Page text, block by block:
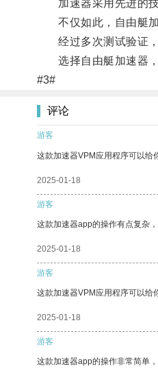
加速器采用先进的技
不仅如此，自由艇加
经过多次测试验证，
选择自由艇加速器，
#3#
评论
游客
这款加速器VPM应用程序可以给
2025-01-18
游客
这款加速器app的操作有点复杂
2025-01-18
游客
这款加速器VPM应用程序可以给
2025-01-18
游客
这款加速器app的操作非常简单